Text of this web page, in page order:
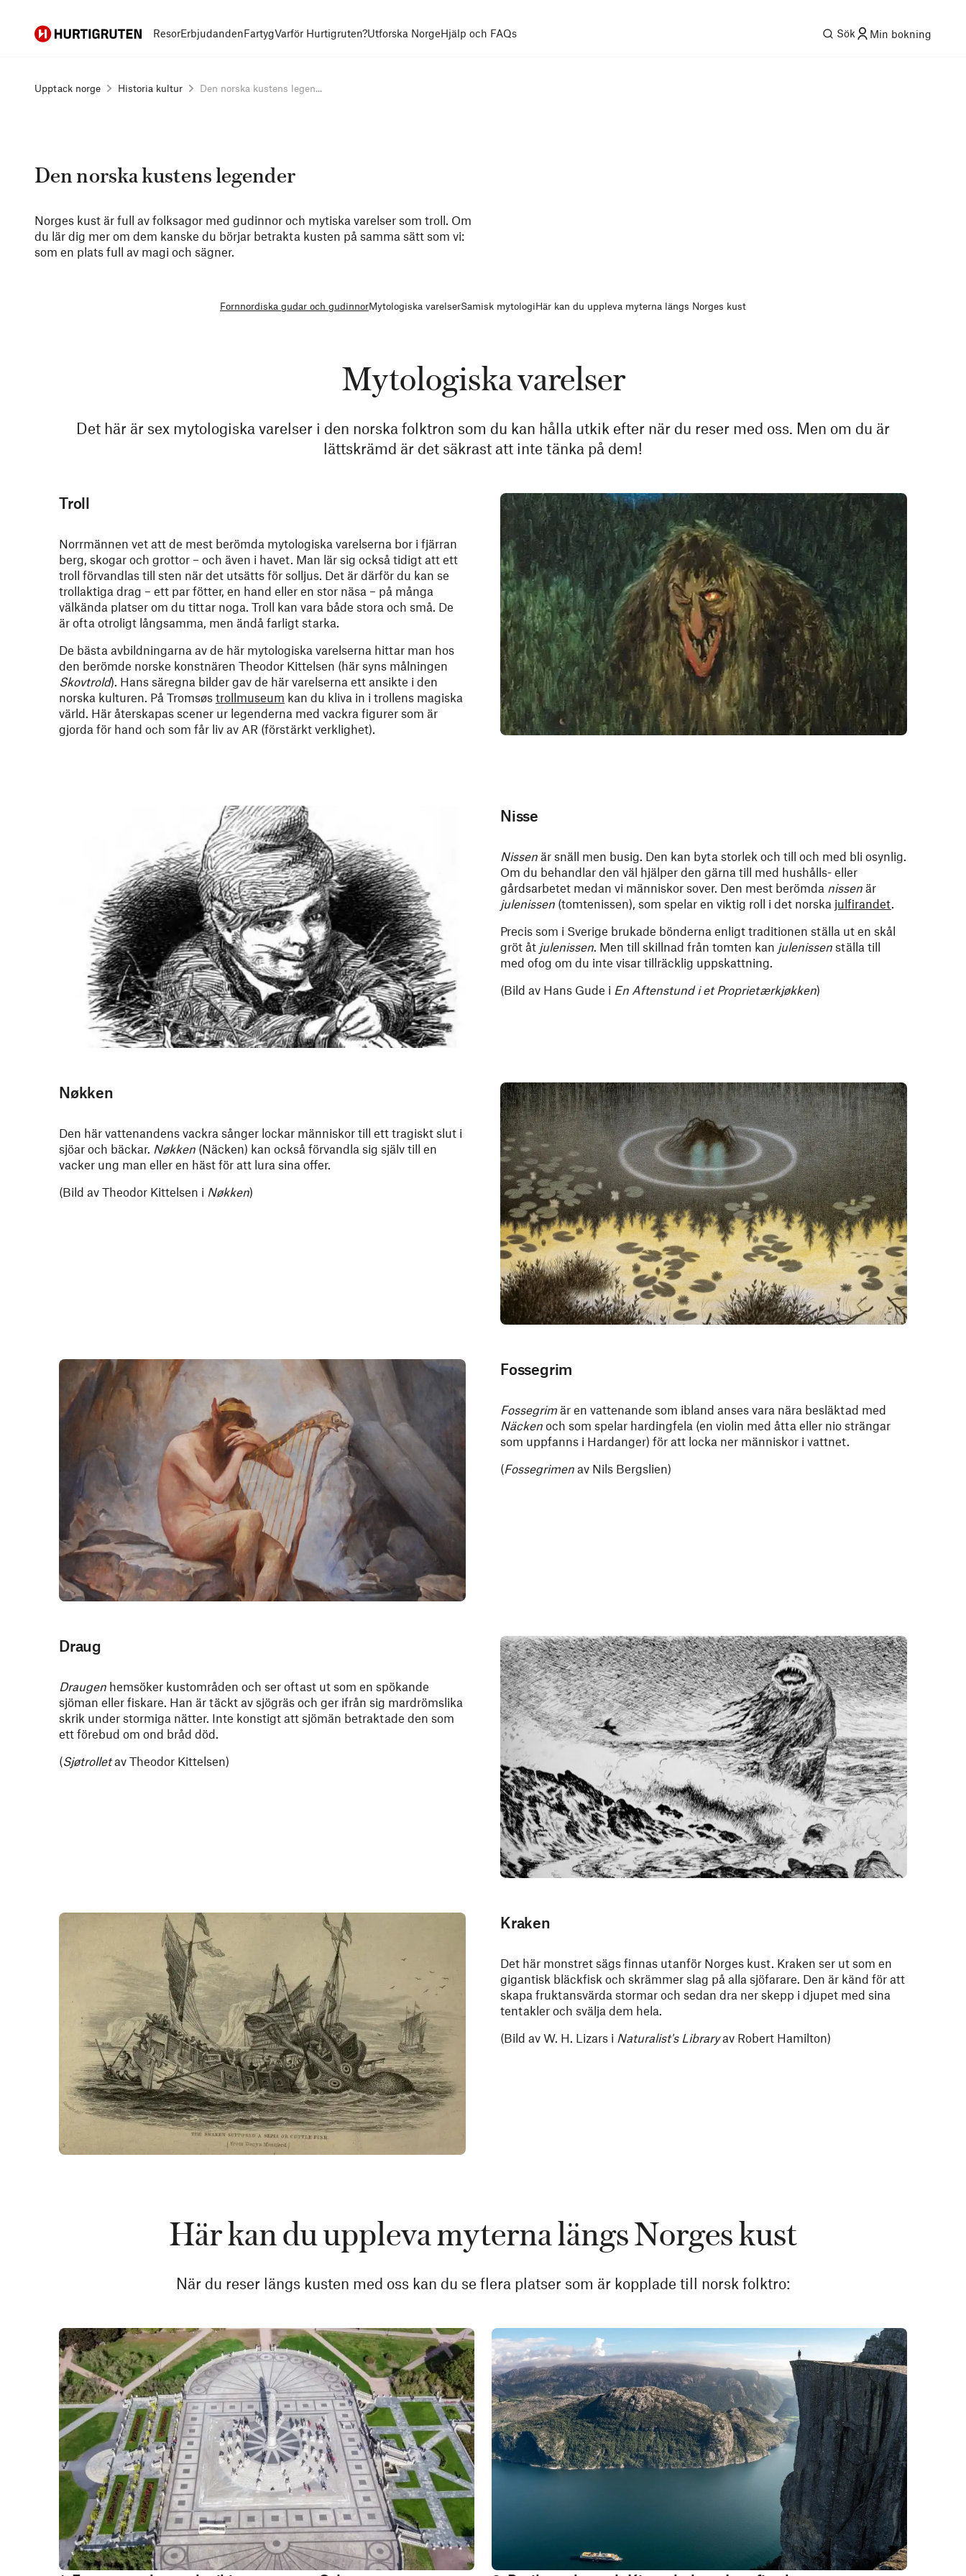
Hurtigruten ResorErbjudandenFartygVarför Hurtigruten?Utforska NorgeHjälp och FAQs Sök Min bokning
Upptack norge Historia kultur Den norska kustens legen...
Den norska kustens legender
Norges kust är full av folksagor med gudinnor och mytiska varelser som troll. Om
du lär dig mer om dem kanske du börjar betrakta kusten på samma sätt som vi:
som en plats full av magi och sägner.
Fornnordiska gudar och gudinnorMytologiska varelserSamisk mytologiHär kan du uppleva myterna längs Norges kust
Mytologiska varelser
Det här är sex mytologiska varelser i den norska folktron som du kan hålla utkik efter när du reser med oss. Men om du är
lättskrämd är det säkrast att inte tänka på dem!
Troll
Norrmännen vet att de mest berömda mytologiska varelserna bor i fjärran
berg, skogar och grottor – och även i havet. Man lär sig också tidigt att ett
troll förvandlas till sten när det utsätts för solljus. Det är därför du kan se
trollaktiga drag – ett par fötter, en hand eller en stor näsa – på många
välkända platser om du tittar noga. Troll kan vara både stora och små. De
är ofta otroligt långsamma, men ändå farligt starka.
De bästa avbildningarna av de här mytologiska varelserna hittar man hos
den berömde norske konstnären Theodor Kittelsen (här syns målningen
Skovtrold). Hans säregna bilder gav de här varelserna ett ansikte i den
norska kulturen. På Tromsøs trollmuseum kan du kliva in i trollens magiska
värld. Här återskapas scener ur legenderna med vackra figurer som är
gjorda för hand och som får liv av AR (förstärkt verklighet).
Nisse
Nissen är snäll men busig. Den kan byta storlek och till och med bli osynlig.
Om du behandlar den väl hjälper den gärna till med hushålls- eller
gårdsarbetet medan vi människor sover. Den mest berömda nissen är
julenissen (tomtenissen), som spelar en viktig roll i det norska julfirandet.
Precis som i Sverige brukade bönderna enligt traditionen ställa ut en skål
gröt åt julenissen. Men till skillnad från tomten kan julenissen ställa till
med ofog om du inte visar tillräcklig uppskattning.
(Bild av Hans Gude i En Aftenstund i et Proprietærkjøkken)
Nøkken
Den här vattenandens vackra sånger lockar människor till ett tragiskt slut i
sjöar och bäckar. Nøkken (Näcken) kan också förvandla sig själv till en
vacker ung man eller en häst för att lura sina offer.
(Bild av Theodor Kittelsen i Nøkken)
Fossegrim
Fossegrimär en vattenande som ibland anses vara nära besläktad med
Näcken och som spelar hardingfela (en violin med åtta eller nio strängar
som uppfanns i Hardanger) för att locka ner människor i vattnet.
(Fossegrimen av Nils Bergslien)
Draug
Draugen hemsöker kustområden och ser oftast ut som en spökande
sjöman eller fiskare. Han är täckt av sjögräs och ger ifrån sig mardrömslika
skrik under stormiga nätter. Inte konstigt att sjömän betraktade den som
ett förebud om ond bråd död.
(Sjøtrolletav Theodor Kittelsen)
Kraken
Det här monstret sägs finnas utanför Norges kust. Kraken ser ut som en
gigantisk bläckfisk och skrämmer slag på alla sjöfarare. Den är känd för att
skapa fruktansvärda stormar och sedan dra ner skepp i djupet med sina
tentakler och svälja dem hela.
(Bild av W. H. Lizars i Naturalist's Libraryav Robert Hamilton)
Här kan du uppleva myterna längs Norges kust
När du reser längs kusten med oss kan du se flera platser som är kopplade till norsk folktro: